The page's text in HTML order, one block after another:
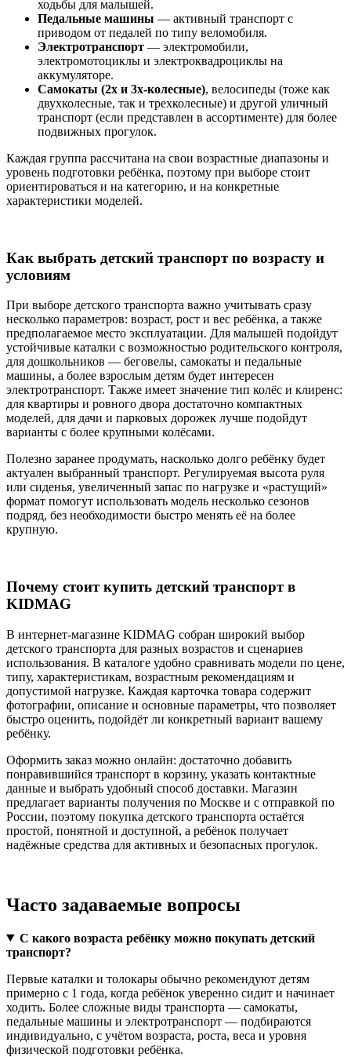
ходьбы для малышей.
Педальные машины — активный транспорт с
приводом от педалей по типу веломобиля.
Электротранспорт — электромобили,
электромотоциклы и электроквадроциклы на
аккумуляторе.
Самокаты (2х и 3х-колесные), велосипеды (тоже как
двухколесные, так и трехколесные) и другой уличный
транспорт (если представлен в ассортименте) для более
подвижных прогулок.
Каждая группа рассчитана на свои возрастные диапазоны и
уровень подготовки ребёнка, поэтому при выборе стоит
ориентироваться и на категорию, и на конкретные
характеристики моделей.
Как выбрать детский транспорт по возрасту и
условиям
При выборе детского транспорта важно учитывать сразу
несколько параметров: возраст, рост и вес ребёнка, а также
предполагаемое место эксплуатации. Для малышей подойдут
устойчивые каталки с возможностью родительского контроля,
для дошкольников — беговелы, самокаты и педальные
машины, а более взрослым детям будет интересен
электротранспорт. Также имеет значение тип колёс и клиренс:
для квартиры и ровного двора достаточно компактных
моделей, для дачи и парковых дорожек лучше подойдут
варианты с более крупными колёсами.
Полезно заранее продумать, насколько долго ребёнку будет
актуален выбранный транспорт. Регулируемая высота руля
или сиденья, увеличенный запас по нагрузке и «растущий»
формат помогут использовать модель несколько сезонов
подряд, без необходимости быстро менять её на более
крупную.
Почему стоит купить детский транспорт в
KIDMAG
В интернет-магазине KIDMAG собран широкий выбор
детского транспорта для разных возрастов и сценариев
использования. В каталоге удобно сравнивать модели по цене,
типу, характеристикам, возрастным рекомендациям и
допустимой нагрузке. Каждая карточка товара содержит
фотографии, описание и основные параметры, что позволяет
быстро оценить, подойдёт ли конкретный вариант вашему
ребёнку.
Оформить заказ можно онлайн: достаточно добавить
понравившийся транспорт в корзину, указать контактные
данные и выбрать удобный способ доставки. Магазин
предлагает варианты получения по Москве и с отправкой по
России, поэтому покупка детского транспорта остаётся
простой, понятной и доступной, а ребёнок получает
надёжные средства для активных и безопасных прогулок.
Часто задаваемые вопросы
С какого возраста ребёнку можно покупать детский
транспорт?
Первые каталки и толокары обычно рекомендуют детям
примерно с 1 года, когда ребёнок уверенно сидит и начинает
ходить. Более сложные виды транспорта — самокаты,
педальные машины и электротранспорт — подбираются
индивидуально, с учётом возраста, роста, веса и уровня
физической подготовки ребёнка.